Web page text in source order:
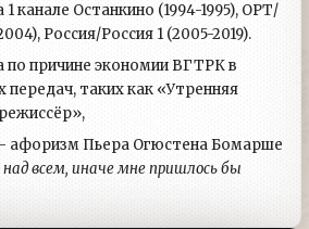
1 канале Останкино (1994-1995), ОРТ/
Россия/Россия 1 (2005-2019).
причине экономии ВГТРК в
передач, таких как «Утренняя
афоризм Пьера Огюстена Бомарше
всем, иначе мне пришлось бы